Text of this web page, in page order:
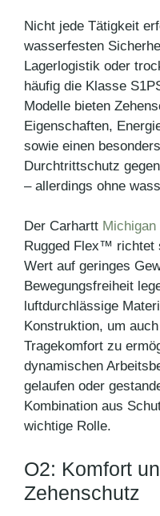
Nicht jede Tätigkeit
wasserfesten
Lagerlogistik oder
häufig die Klasse
Modelle bieten
Eigenschaften,
sowie einen
Durchtrittschutz
– allerdings ohne
Der Carhartt
Rugged Flex™ richtet
Wert auf geringes
Bewegungsfreiheit
luftdurchlässige
Konstruktion, um
Tragekomfort zu
dynamischen
gelaufen oder
Kombination aus
wichtige Rolle.
O2: Komfort
Zehenschutz